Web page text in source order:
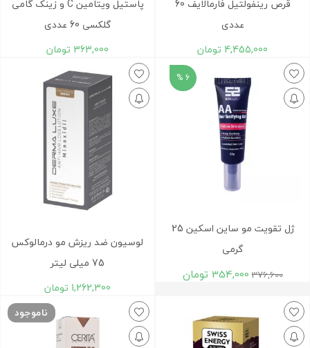
قرص رینفولتیل فارمالایف 60
عددی
4,455,000 تومان
پاستیل ویتامین C و زینک گامی
گلکسی 60 عددی
363,000 تومان
6 %
ژل تقویت مو ساین اسکین 25
گرمی
376,600
354,000 تومان
لوسیون ضد ریزش مو درمالوکس
75 میلی‌ لیتر
1,262,300 تومان
ناموجود